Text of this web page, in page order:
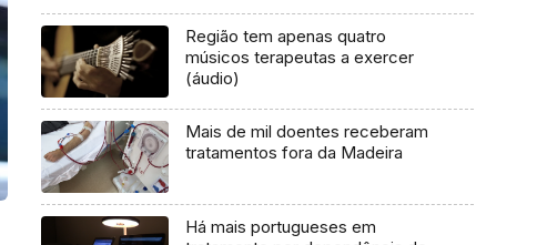
Região tem apenas quatro
músicos terapeutas a exercer
(áudio)
Mais de mil doentes receberam
tratamentos fora da Madeira
Há mais portugueses em